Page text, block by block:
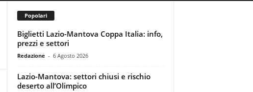
Popolari
Biglietti Lazio-Mantova Coppa Italia: info,
prezzi e settori
Redazione - 6 Agosto 2026
Lazio-Mantova: settori chiusi e rischio
deserto all’Olimpico